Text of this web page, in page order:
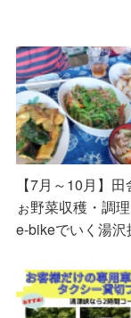
【7月～10月】
ぉ野菜収穫・調
e-bikeでいく湯沢